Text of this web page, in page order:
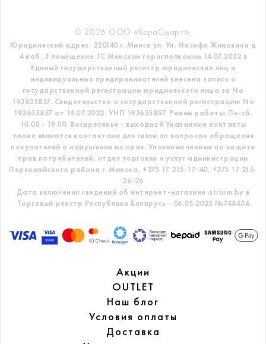
© 2026 ООО «КераСмарт».
Юридический адрес: 220140 г. Минск ул. Ул. Иосифа Жиновича д
4 каб. 3 помещение ТС Минским горисполкомом 14.07.2022 в
Единый государственный регистр юридических лиц и
индивидуальных предпринимателей внесена запись о
государственной регистрации юридического лица за No
193635857. Свидетельство о государственной регистрации: No
193635857 от 14.07.2022. УНП 193635857. Режим работы: Пн-сб.
10.00 - 19.00. Воскресенье - выходной Указанные контакты
также являются контактами для связи по вопросам обращения
покупателей о нарушении их прав. Уполномоченные по защите
прав потребителей: отдел торговли и услуг администрации
Первомайского района г. Минска, +375 17 215-17-40, +375 17 215-
26-26
Дата включения сведений об интернет-магазине atrium.by в
Торговый реестр Республики Беларусь - 06.05.2025 №748434
Акции
OUTLET
Наш блог
Условия оплаты
Доставка